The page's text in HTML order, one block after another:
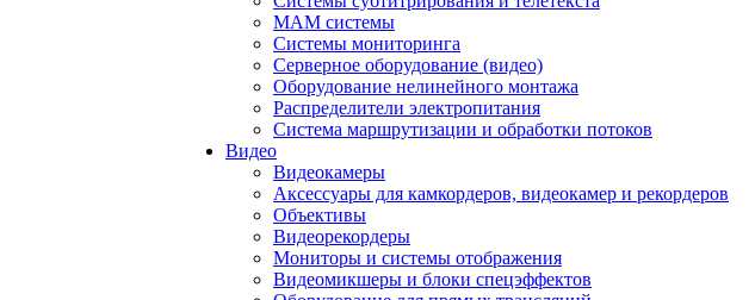
MAM системы
Системы мониторинга
Серверное оборудование (видео)
Оборудование нелинейного монтажа
Распределители электропитания
Система маршрутизации и обработки потоков
Видео
Видеокамеры
Аксессуары для камкордеров, видеокамер и рекордеров
Объективы
Видеорекордеры
Мониторы и системы отображения
Видеомикшеры и блоки спецэффектов